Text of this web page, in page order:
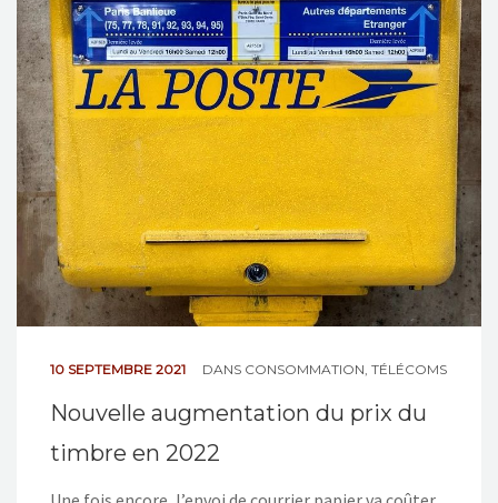
10 SEPTEMBRE 2021 DANS CONSOMMATION TÉLÉCOMS
Nouvelle augmentation du prix du
timbre en 2022